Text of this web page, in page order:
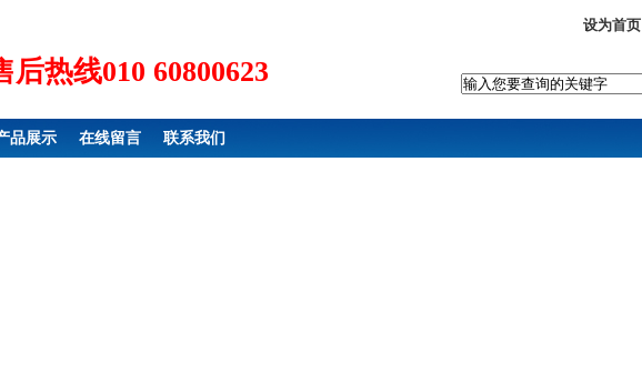
后热线010 60800623
设为首页
品展示 在线留言 联系我们